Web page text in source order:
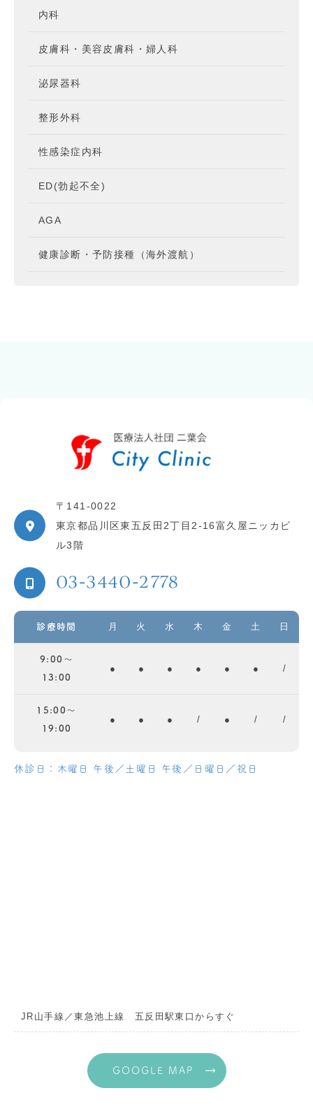
内科
皮膚科・美容皮膚科・婦人科
泌尿器科
整形外科
性感染症内科
ED(勃起不全)
AGA
健康診断・予防接種（海外渡航）
〒141-0022
東京都品川区東五反田2丁目2-16富久屋ニッカビ
ル3階
03-3440-2778
診療時間 月 火 水 木 金 土 日
9:00～
13:00
● ● ● ● ● ● /
15:00～
19:00
● ● ● / ● / /
休診日：木曜日 午後／土曜日 午後／日曜日／祝日
JR山手線／東急池上線 五反田駅東口からすぐ
GOOGLE MAP